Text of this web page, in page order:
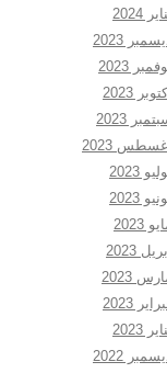
2024
2023
2023
2023
2023
2023
2023
2023
2023
2023
2023
2023
2023
2022